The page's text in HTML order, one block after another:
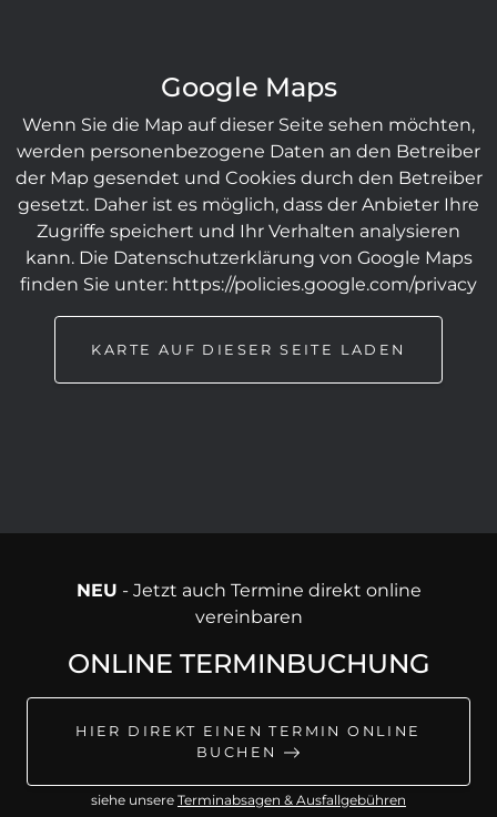
Google Maps
Wenn Sie die Map auf dieser Seite sehen möchten,
werden personenbezogene Daten an den Betreiber
der Map gesendet und Cookies durch den Betreiber
gesetzt. Daher ist es möglich, dass der Anbieter Ihre
Zugriffe speichert und Ihr Verhalten analysieren
kann. Die Datenschutzerklärung von Google Maps
finden Sie unter: https://policies.google.com/privacy
KARTE AUF DIESER SEITE LADEN
NEU - Jetzt auch Termine direkt online
vereinbaren
ONLINE TERMINBUCHUNG
HIER DIREKT EINEN TERMIN ONLINE
BUCHEN
siehe unsere Terminabsagen & Ausfallgebühren